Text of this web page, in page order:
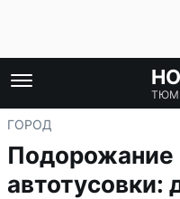
ГОРОД
Подорожание
автотусовки: